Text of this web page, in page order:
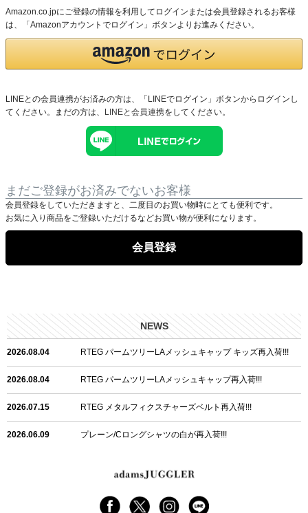
Amazon.co.jpにご登録の情報を利用してログインまたは会員登録されるお客様
は、「Amazonアカウントでログイン」ボタンよりお進みください。
LINEとの会員連携がお済みの方は、「LINEでログイン」ボタンからログインし
てください。まだの方は、 LINEと会員連携をしてください。
まだご登録がお済みでないお客様
会員登録をしていただきますと、二度目のお買い物時にとても便利です。
お気に入り商品をご登録いただけるなどお買い物が便利になります。
会員登録
NEWS
2026.08.04 RTEG パームツリーLAメッシュキャップ キッズ再入荷!!!
2026.08.04 RTEG パームツリーLAメッシュキャップ再入荷!!!
2026.07.15 RTEG メタルフィクスチャーズベルト再入荷!!!
2026.06.09 プレーン/Cロングシャツの白が再入荷!!!